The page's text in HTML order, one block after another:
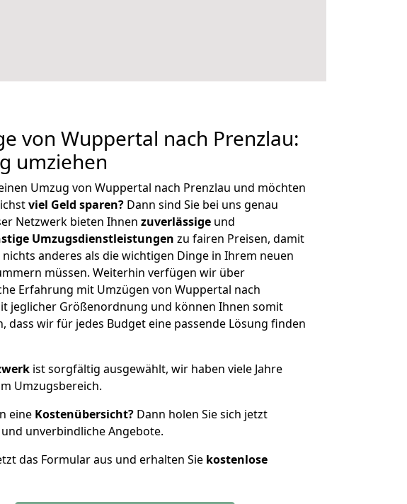
von Wuppertal nach Prenzlau:
umziehen
Umzug von Wuppertal nach Prenzlau und möchten
viel Geld sparen? Dann sind Sie bei uns genau
Netzwerk bieten Ihnen zuverlässige und
Umzugsdienstleistungen zu fairen Preisen, damit
nichts anderes als die wichtigen Dinge in Ihrem neuen
müssen. Weiterhin verfügen wir über
Erfahrung mit Umzügen von Wuppertal nach
jeglicher Größenordnung und können Ihnen somit
dass wir für jedes Budget eine passende Lösung finden
ist sorgfältig ausgewählt, wir haben viele Jahre
Umzugsbereich.
eine Kostenübersicht? Dann holen Sie sich jetzt
unverbindliche Angebote.
das Formular aus und erhalten Sie kostenlose